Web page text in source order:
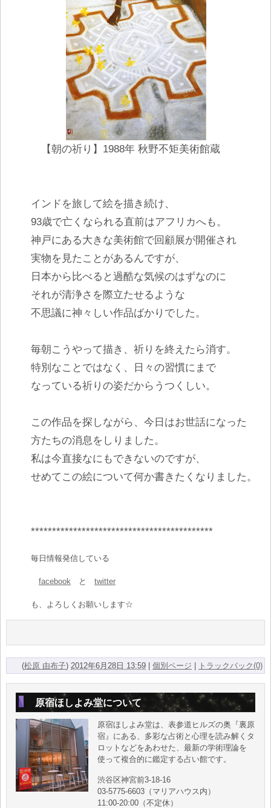
【朝の祈り】1988年 秋野不矩美術館蔵
インドを旅して絵を描き続け、
93歳で亡くなられる直前はアフリカへも。
神戸にある大きな美術館で回顧展が開催され
実物を見たことがあるんですが、
日本から比べると過酷な気候のはずなのに
それが清浄さを際立たせるような
不思議に神々しい作品ばかりでした。
毎朝こうやって描き、祈りを終えたら消す。
特別なことではなく、日々の習慣にまで
なっている祈りの姿だからうつくしい。
この作品を探しながら、今日はお世話になった
方たちの消息をしりました。
私は今直接なにもできないのですが、
せめてこの絵について何か書きたくなりました。
*******************************************
毎日情報発信している
facebook と twitter
も、よろしくお願いします☆
(松原 由布子) 2012年6月28日 13:59 |個別ページ トラックバック(0)
原宿ほしよみ堂について
原宿ほしよみ堂は、表参道ヒルズの奥『裏原
宿』にある、多彩な占術と心理を読み解くタ
ロットなどをあわせた、最新の学術理論を
使って複合的に鑑定する占い館です。
渋谷区神宮前3-18-16
03-5775-6603（マリアハウス内）
11:00-20:00（不定休）